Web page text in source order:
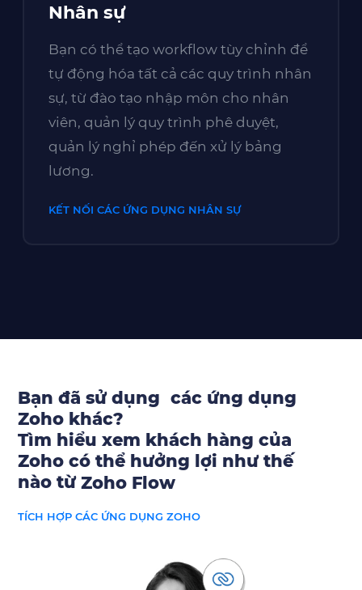
Nhân sự
Bạn có thể tạo workflow tùy chỉnh để
tự động hóa tất cả các quy trình nhân
sự, từ đào tạo nhập môn cho nhân
viên, quản lý quy trình phê duyệt,
quản lý nghỉ phép đến xử lý bảng
lương.
KẾT NỐI CÁC ỨNG DỤNG NHÂN SỰ
Bạn đã sử dụng các ứng dụng
Zoho khác?
Tìm hiểu xem khách hàng của
Zoho có thể hưởng lợi như thế
nào từZoho Flow
TÍCH HỢP CÁC ỨNG DỤNG ZOHO